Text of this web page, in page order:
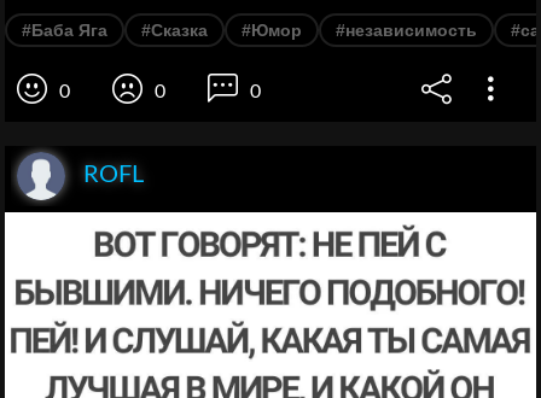
#Баба Яга #Сказка #Юмор #независимость
0 0 0
ROFL